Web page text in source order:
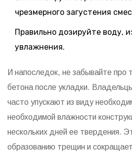
чрезмерного загустения
Правильно дозируйте воду,
увлажнения.
И напоследок, не забывайте про
бетона после укладки.
часто упускают из виду
необходимой влажности
нескольких дней ее твердения.
образованию трещин и